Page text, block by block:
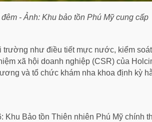
- Ảnh: Khu bảo tồn Phú Mỹ cung cấp
như điều tiết mực nước, kiểm
xã hội doanh nghiệp (CSR) của
và tổ chức khám nha khoa định kỳ
Khu Bảo tồn Thiên nhiên Phú Mỹ chính